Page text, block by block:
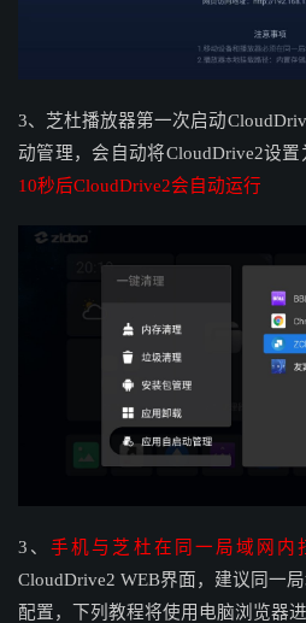
3、芝杜播放器第一次启动
动管理，会自动将CloudDrive2设置
10秒后CloudDrive2会自动运行
3、手机与芝杜在同一局域网内
CloudDrive2 WEB界面，建议同一
配置，下列教程将使用电脑浏览器